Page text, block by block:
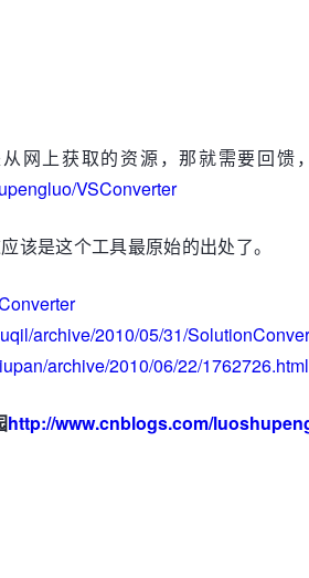
网上获取的资源，那就需要回馈
VSConverter
该是这个工具最原始的出处了。
archive/2010/05/31/
archive/2010/06/22/1762726.html
http://www.cnblogs.com/